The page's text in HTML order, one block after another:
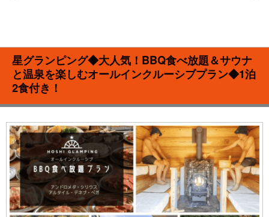
星グランピング◆大人気！BBQ食べ放題＆サウナ
と温泉を楽しむオールインクルーシブプラン◆1泊
2食付き！